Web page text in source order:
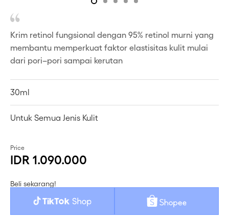
Krim retinol fungsional dengan 95% retinol murni yang
membantu memperkuat faktor elastisitas kulit mulai
dari pori–pori sampai kerutan
30ml
Untuk Semua Jenis Kulit
Price
IDR 1.090.000
Beli sekarang!
TikTok
Shop
Shopee